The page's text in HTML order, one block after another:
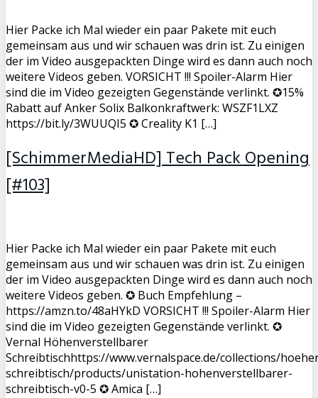
Hier Packe ich Mal wieder ein paar Pakete mit euch
gemeinsam aus und wir schauen was drin ist. Zu einigen
der im Video ausgepackten Dinge wird es dann auch noch
weitere Videos geben. VORSICHT !!! Spoiler-Alarm Hier
sind die im Video gezeigten Gegenstände verlinkt. ✪15%
Rabatt auf Anker Solix Balkonkraftwerk: WSZF1LXZ
https://bit.ly/3WUUQI5 ✪ Creality K1 […]
[SchimmerMediaHD] Tech Pack Opening
[#103]
Hier Packe ich Mal wieder ein paar Pakete mit euch
gemeinsam aus und wir schauen was drin ist. Zu einigen
der im Video ausgepackten Dinge wird es dann auch noch
weitere Videos geben. ✪ Buch Empfehlung –
https://amzn.to/48aHYkD VORSICHT !!! Spoiler-Alarm Hier
sind die im Video gezeigten Gegenstände verlinkt. ✪
Vernal Höhenverstellbarer
Schreibtischhttps://www.vernalspace.de/collections/
schreibtisch/products/unistation-hohenverstellbarer-
schreibtisch-v0-5 ✪ Amica […]